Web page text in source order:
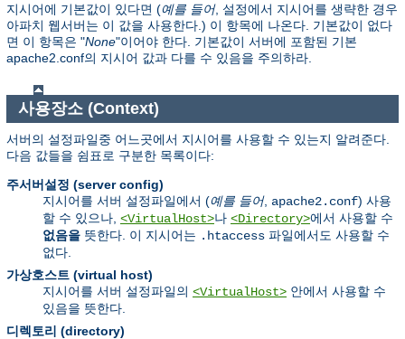
지시어에 기본값이 있다면 (예를 들어, 설정에서 지시어를 생략한 경우
아파치 웹서버는 이 값을 사용한다.) 이 항목에 나온다. 기본값이 없다
면 이 항목은 "None"이어야 한다. 기본값이 서버에 포함된 기본
apache2.conf의 지시어 값과 다를 수 있음을 주의하라.
사용장소 (Context)
서버의 설정파일중 어느곳에서 지시어를 사용할 수 있는지 알려준다.
다음 값들을 쉼표로 구분한 목록이다:
주서버설정 (server config)
지시어를 서버 설정파일에서 (예를 들어, apache2.conf) 사용
할 수 있으나, <VirtualHost>나 <Directory>에서 사용할 수
없음을 뜻한다. 이 지시어는 .htaccess 파일에서도 사용할 수
없다.
가상호스트 (virtual host)
지시어를 서버 설정파일의 <VirtualHost> 안에서 사용할 수
있음을 뜻한다.
디렉토리 (directory)